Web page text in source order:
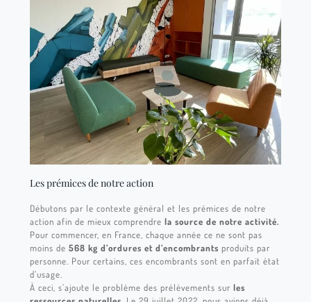
Les prémices de notre action
Débutons par le contexte général et les prémices de notre
action afin de mieux comprendre la source de notre activité.
Pour commencer, en France, chaque année ce ne sont pas
moins de 568 kg d’ordures et d’encombrants produits par
personne. Pour certains, ces encombrants sont en parfait état
d’usage.
À ceci, s’ajoute le problème des prélèvements sur les